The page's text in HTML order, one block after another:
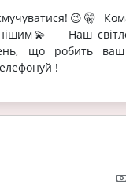
⠀ Наш
що робить
!